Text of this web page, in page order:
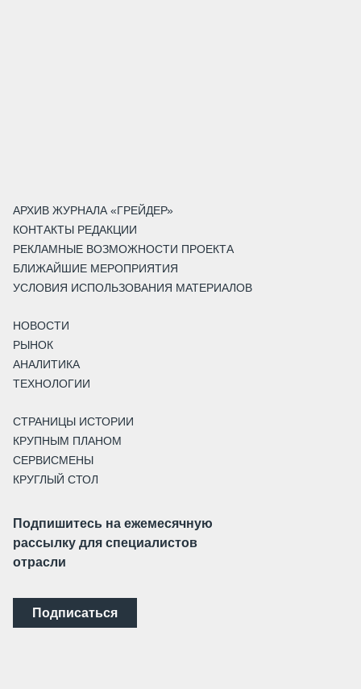
АРХИВ ЖУРНАЛА «ГРЕЙДЕР»
КОНТАКТЫ РЕДАКЦИИ
РЕКЛАМНЫЕ ВОЗМОЖНОСТИ ПРОЕКТА
БЛИЖАЙШИЕ МЕРОПРИЯТИЯ
УСЛОВИЯ ИСПОЛЬЗОВАНИЯ МАТЕРИАЛОВ
НОВОСТИ
РЫНОК
АНАЛИТИКА
ТЕХНОЛОГИИ
СТРАНИЦЫ ИСТОРИИ
КРУПНЫМ ПЛАНОМ
СЕРВИСМЕНЫ
КРУГЛЫЙ СТОЛ
Подпишитесь на ежемесячную
рассылку для специалистов
отрасли
Подписаться